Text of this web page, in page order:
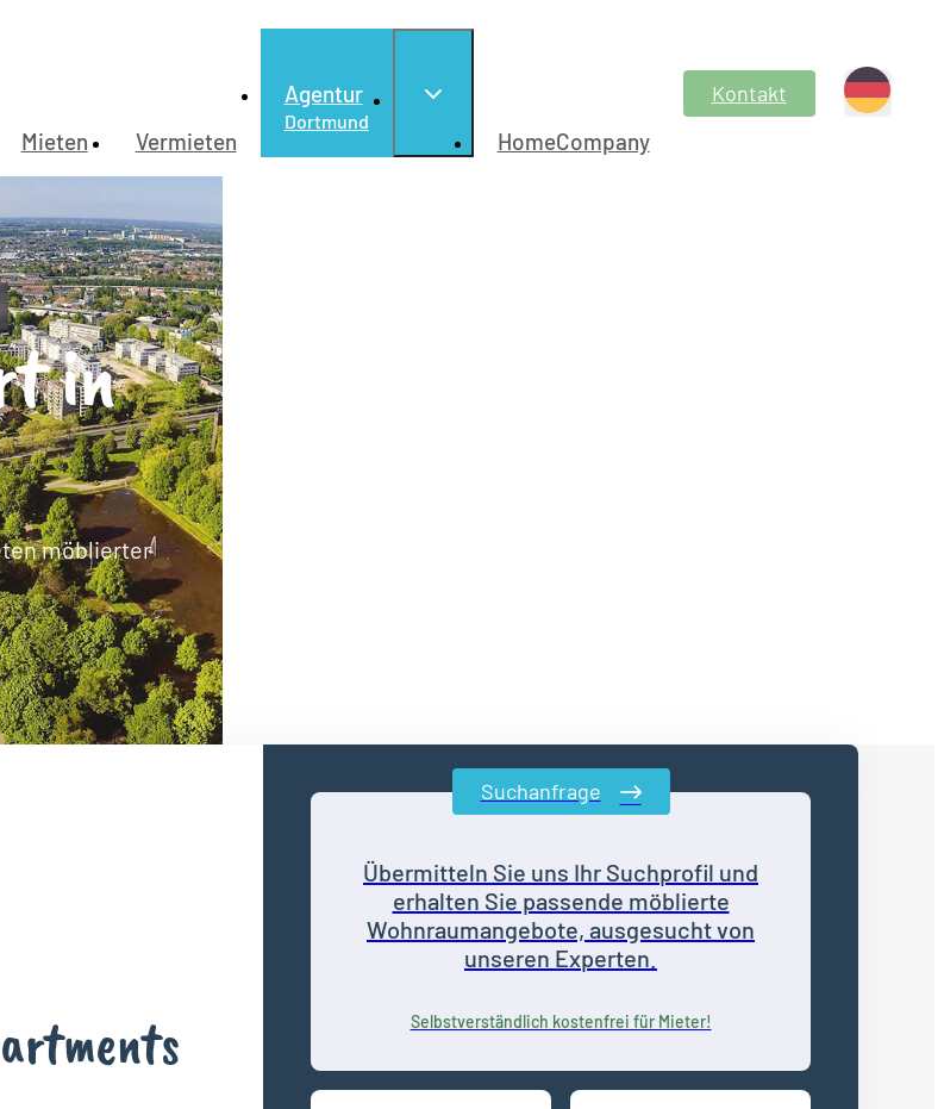
Mieten Vermieten
Agentur
Dortmund
HomeCompany
Kontakt
in
möblierter
Suchanfrage
Übermitteln Sie uns Ihr Suchprofil und
erhalten Sie passende möblierte
Wohnraumangebote, ausgesucht von
unseren Experten.
Selbstverständlich kostenfrei für Mieter!